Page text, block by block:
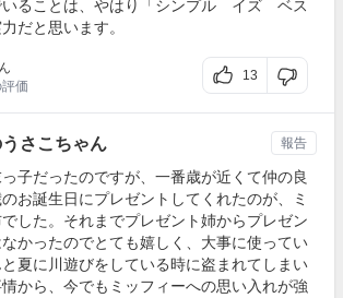
いることは、やはり「シンプル イズ ベス
だと思います。
価
13
さこちゃん
子だったのですが、一番歳が近くて仲の良
お誕生日にプレゼントしてくれたのが、ミ
した。それまでプレゼント姉からプレゼン
なかったのでとても嬉しく、大事に使ってい
夏に川遊びをしている時に盗まれてしまい
から、今でもミッフィーへの思い入れが強
報告